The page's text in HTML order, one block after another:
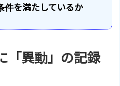
件を満たしているか
「異動」の記録